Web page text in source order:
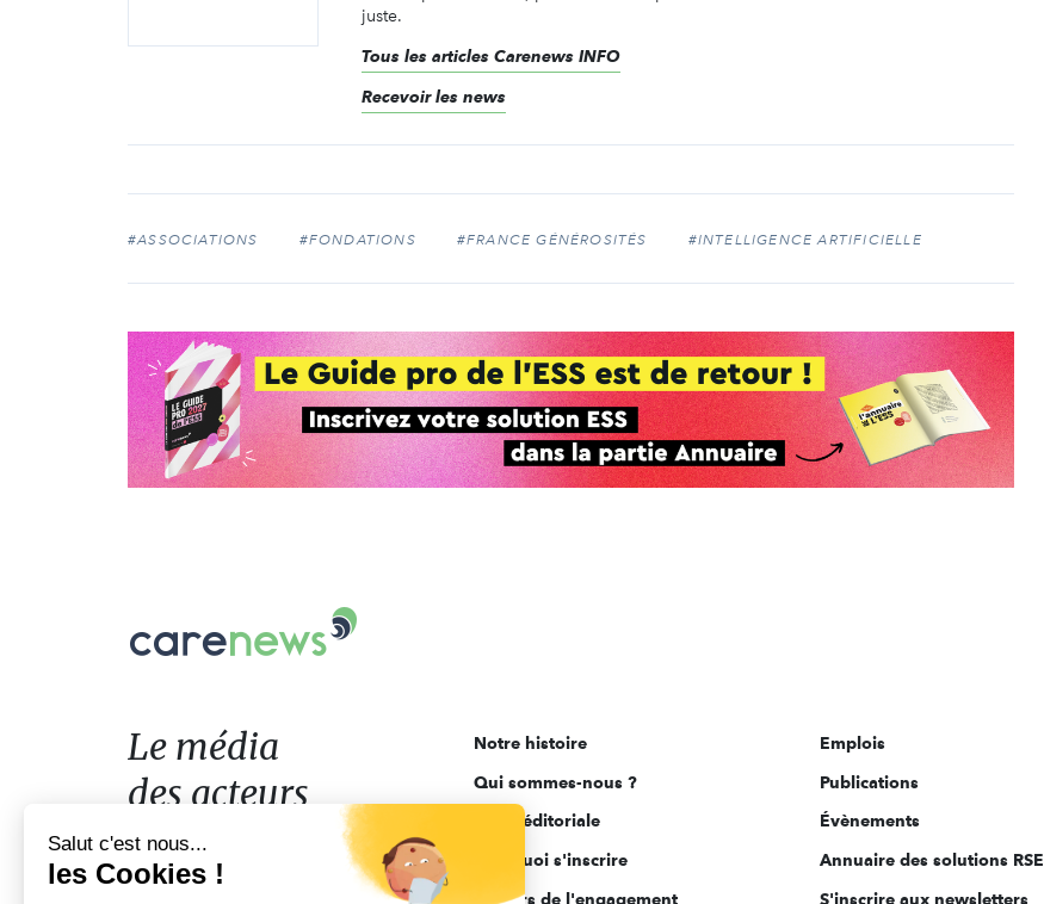
juste.
Tous les articles Carenews INFO
Recevoir les news
#ASSOCIATIONS #FONDATIONS #FRANCE GÉNÉROSITÉS #INTELLIGENCE ARTIFICIELLE
Le
acteurs
de
l'engagement
Le média
des acteurs
de l'engagement
Notre histoire
Qui sommes-nous ?
Ligne éditoriale
Pourquoi s'inscrire
Acteurs de l'engagement
Emplois
Publications
Évènements
Annuaire des solutions RSE
S'inscrire aux newsletters
Salut c'est nous...
les Cookies !